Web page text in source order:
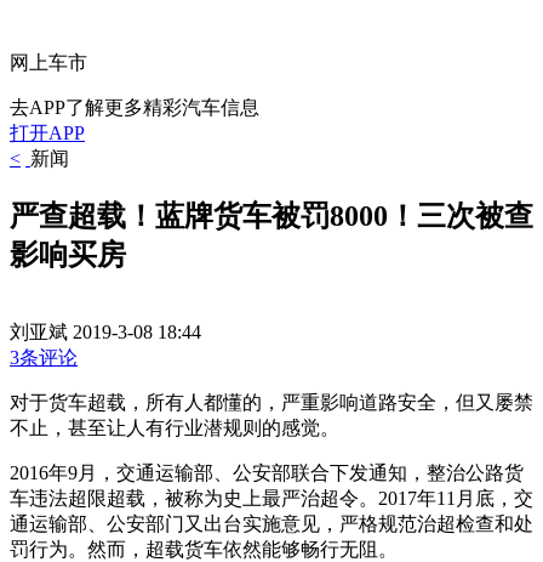
网上车市
去APP了解更多精彩汽车信息
打开APP
< 新闻
严查超载！蓝牌货车被罚8000！三次被查
影响买房
刘亚斌 2019-3-08 18:44
3条评论
对于货车超载，所有人都懂的，严重影响道路安全，但又屡禁
不止，甚至让人有行业潜规则的感觉。
2016年9月，交通运输部、公安部联合下发通知，整治公路货
车违法超限超载，被称为史上最严治超令。2017年11月底，交
通运输部、公安部门又出台实施意见，严格规范治超检查和处
罚行为。然而，超载货车依然能够畅行无阻。